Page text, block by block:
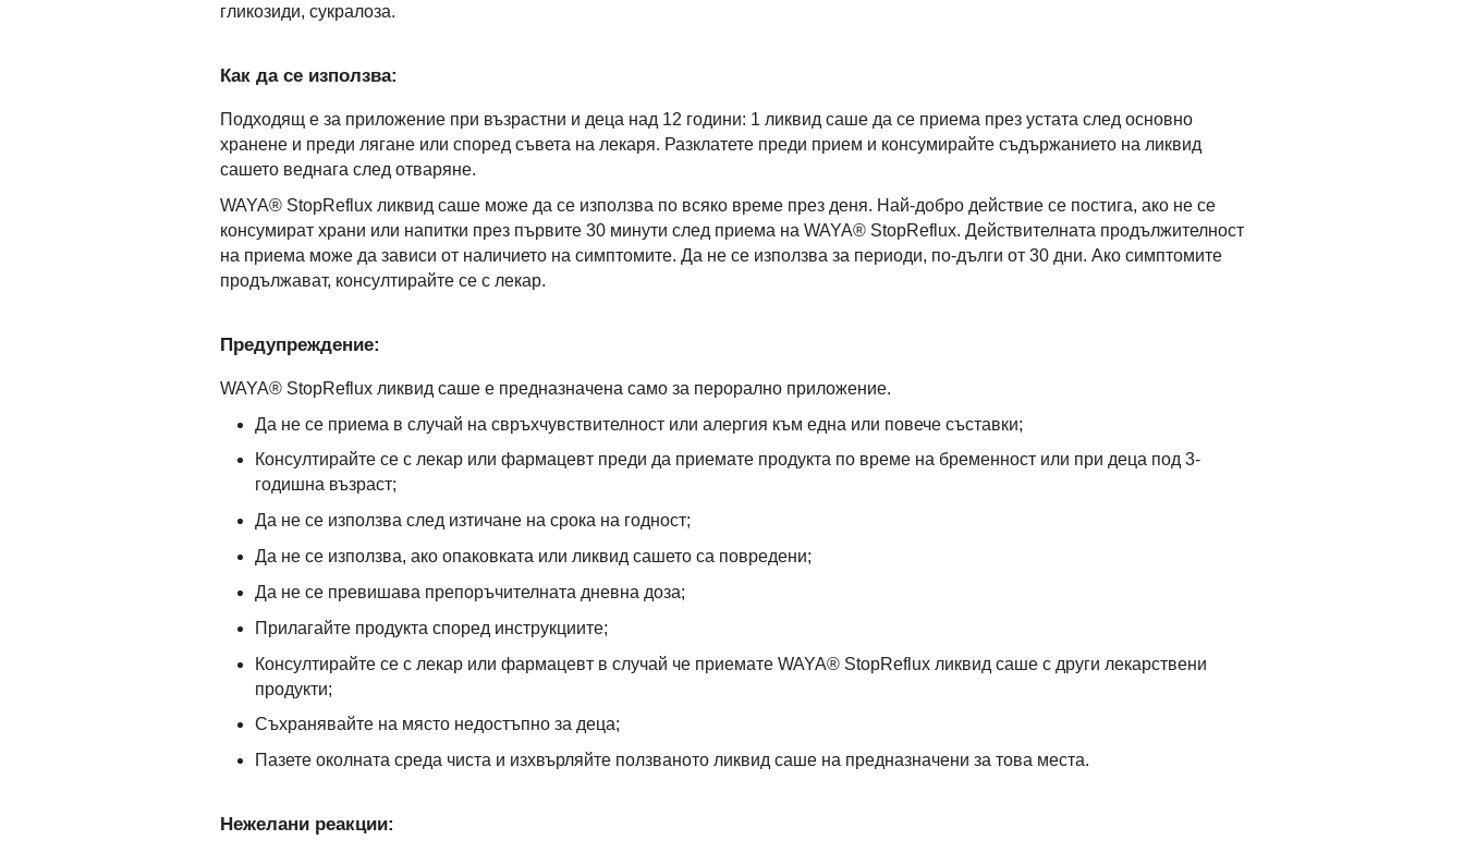
гликозиди, сукралоза.
Как да се използва:
Подходящ е за приложение при възрастни и деца над 12 години: 1 ликвид саше да се приема през устата след основно
хранене и преди лягане или според съвета на лекаря. Разклатете преди прием и консумирайте съдържанието на ликвид
сашето веднага след отваряне.
WAYA® StopReflux ликвид саше може да се използва по всяко време през деня. Най-добро действие се постига, ако не се
консумират храни или напитки през първите 30 минути след приема на WAYA® StopReflux. Действителната продължителност
на приема може да зависи от наличието на симптомите. Да не се използва за периоди, по-дълги от 30 дни. Ако симптомите
продължават, консултирайте се с лекар.
Предупреждение:
WAYA® StopReflux ликвид саше е предназначена само за перорално приложение.
Да не се приема в случай на свръхчувствителност или алергия към една или повече съставки;
Консултирайте се с лекар или фармацевт преди да приемате продукта по време на бременност или при деца под 3-
годишна възраст;
Да не се използва след изтичане на срока на годност;
Да не се използва, ако опаковката или ликвид сашето са повредени;
Да не се превишава препоръчителната дневна доза;
Прилагайте продукта според инструкциите;
Консултирайте се с лекар или фармацевт в случай че приемате WAYA® StopReflux ликвид саше с други лекарствени
продукти;
Съхранявайте на място недостъпно за деца;
Пазете околната среда чиста и изхвърляйте ползваното ликвид саше на предназначени за това места.
Нежелани реакции: